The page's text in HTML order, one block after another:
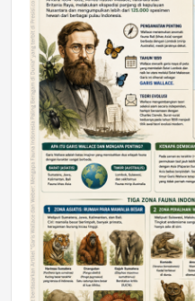
DAERAH
Astra
Honda
Jumat, 10 Jul